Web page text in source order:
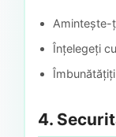
Amintește-
Înțelegeți
4.